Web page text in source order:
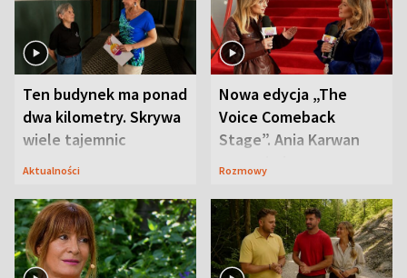
Ten budynek ma ponad
dwa kilometry. Skrywa
wiele tajemnic
Aktualności
Nowa edycja „The
Voice Comeback
Stage”. Ania Karwan
zapowiada
Rozmowy